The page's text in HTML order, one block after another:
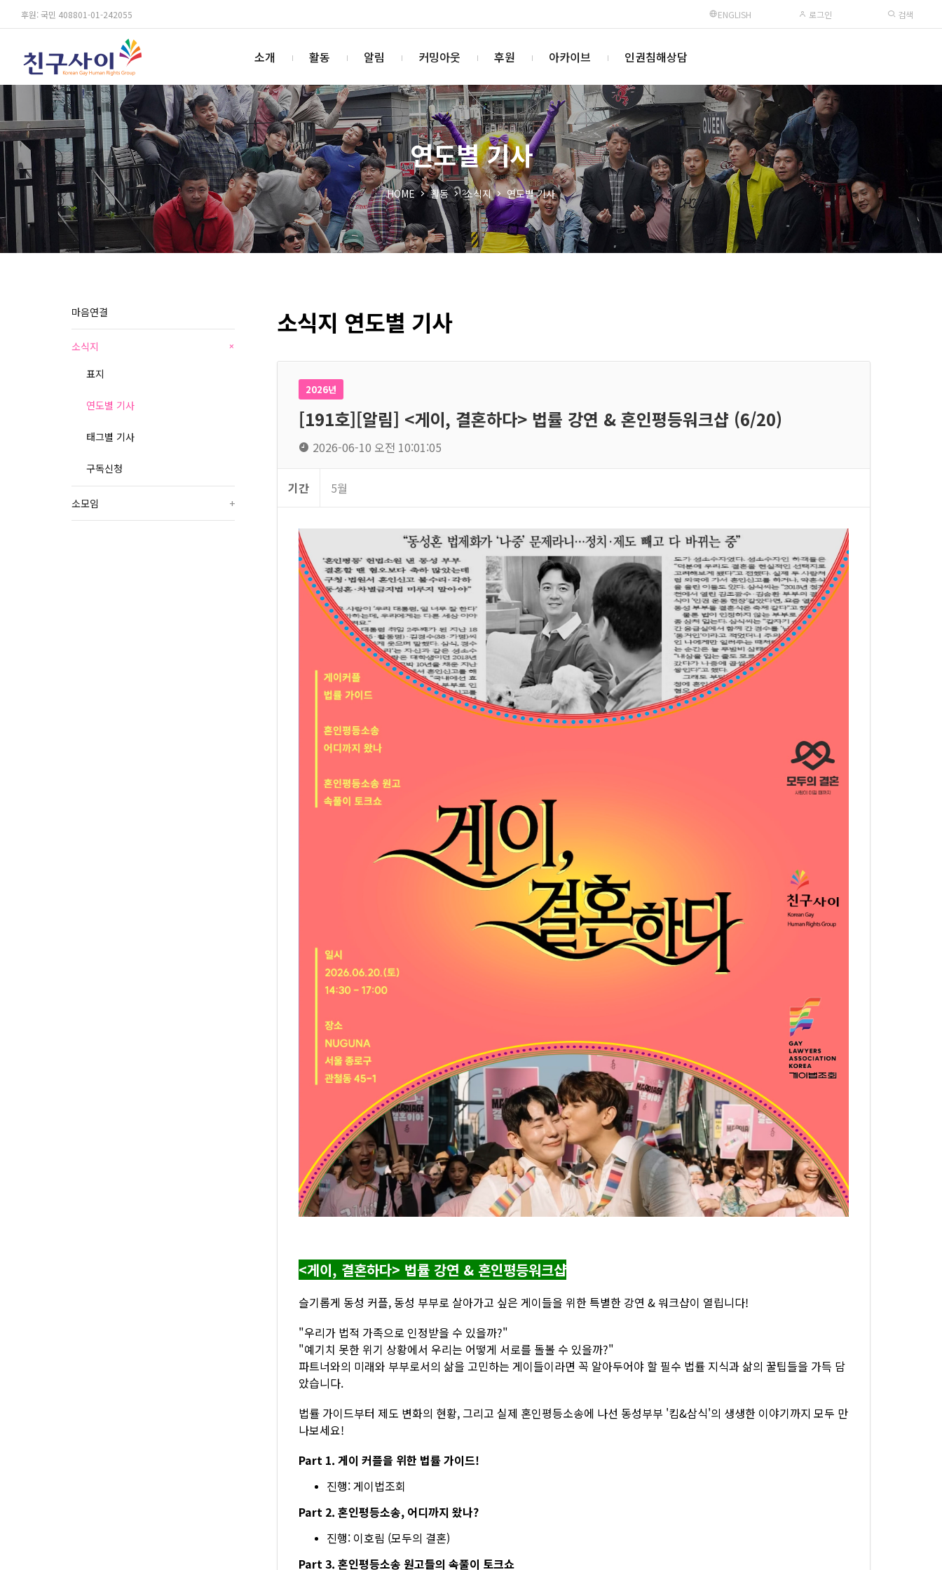
후원: 국민 408801-01-242055 ENGLISH 로그인 검색
소개 활동 알림 커밍아웃 후원 아카이브 인권침해상담
연도별 기사
HOME 활동 소식지 연도별 기사
마음연결
소식지 +
표지
연도별 기사
태그별 기사
구독신청
소모임 +
소식지 연도별 기사
2026년
[191호][알림] <게이, 결혼하다> 법률 강연 & 혼인평등워크샵 (6/20)
2026-06-10 오전 10:01:05
기간 5월
<게이, 결혼하다> 법률 강연 & 혼인평등워크샵
슬기롭게 동성 커플, 동성 부부로 살아가고 싶은 게이들을 위한 특별한 강연 & 워크샵이 열립니다!
"우리가 법적 가족으로 인정받을 수 있을까?"
"예기치 못한 위기 상황에서 우리는 어떻게 서로를 돌볼 수 있을까?"
파트너와의 미래와 부부로서의 삶을 고민하는 게이들이라면 꼭 알아두어야 할 필수 법률 지식과 삶의 꿀팁들을 가득 담
았습니다.
법률 가이드부터 제도 변화의 현황, 그리고 실제 혼인평등소송에 나선 동성부부 '킴&삼식'의 생생한 이야기까지 모두 만
나보세요!
Part 1. 게이 커플을 위한 법률 가이드!
진행: 게이법조회
Part 2. 혼인평등소송, 어디까지 왔나?
진행: 이호림 (모두의 결혼)
Part 3. 혼인평등소송 원고들의 속풀이 토크쇼